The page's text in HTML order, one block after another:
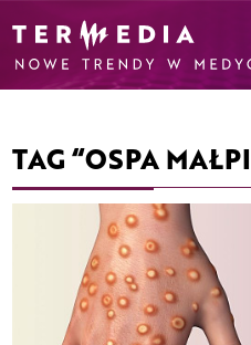
TAG “OSPA